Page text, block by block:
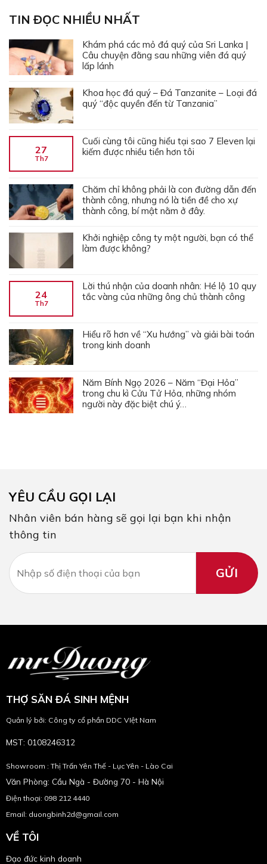
TIN ĐỌC NHIỀU NHẤT
Khám phá các mỏ đá quý của Sri Lanka |
Câu chuyện đằng sau những viên đá quý
lấp lánh
Khoa học đá quý – Đá Tanzanite – Loại đá
quý “độc quyền đến từ Tanzania”
27
Th7
Cuối cùng tôi cũng hiểu tại sao 7 Eleven lại
kiếm được nhiều tiền hơn tôi
Chăm chỉ không phải là con đường dẫn đến
thành công, nhưng nó là tiền đề cho xự
thành công, bí mật nằm ở đây.
Khởi nghiệp công ty một người, bạn có thể
làm được không?
24
Th7
Lời thú nhận của doanh nhân: Hé lộ 10 quy
tắc vàng của những ông chủ thành công
Hiểu rõ hơn về “Xu hướng” và giải bài toán
trong kinh doanh
Năm Bính Ngọ 2026 – Năm “Đại Hỏa”
trong chu kì Cửu Tử Hỏa, những nhóm
người này đặc biệt chú ý…
YÊU CẦU GỌI LẠI
Nhân viên bán hàng sẽ gọi lại bạn khi nhận
thông tin
THỢ SĂN ĐÁ SINH MỆNH
Quản lý bởi: Công ty cổ phần DDC VIệt Nam
MST: 0108246312
Showroom : Thị Trấn Yên Thế - Lục Yên - Lào Cai
Văn Phòng: Cầu Ngà - Đường 70 - Hà Nội
Điện thoại: 098 212 4440
Email: duongbinh2d@gmail.com
VỀ TÔI
Đạo đức kinh doanh